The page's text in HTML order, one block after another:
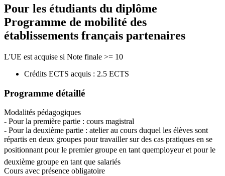
Pour les étudiants du diplôme
Programme de mobilité des
établissements français partenaires
L'UE est acquise si Note finale >= 10
Crédits ECTS acquis : 2.5 ECTS
Programme détaillé
Modalités pédagogiques
- Pour la première partie : cours magistral
- Pour la deuxième partie : atelier au cours duquel les élèves sont
répartis en deux groupes pour travailler sur des cas pratiques en se
positionnant pour le premier groupe en tant quemployeur et pour le
deuxième groupe en tant que salariés
Cours avec présence obligatoire